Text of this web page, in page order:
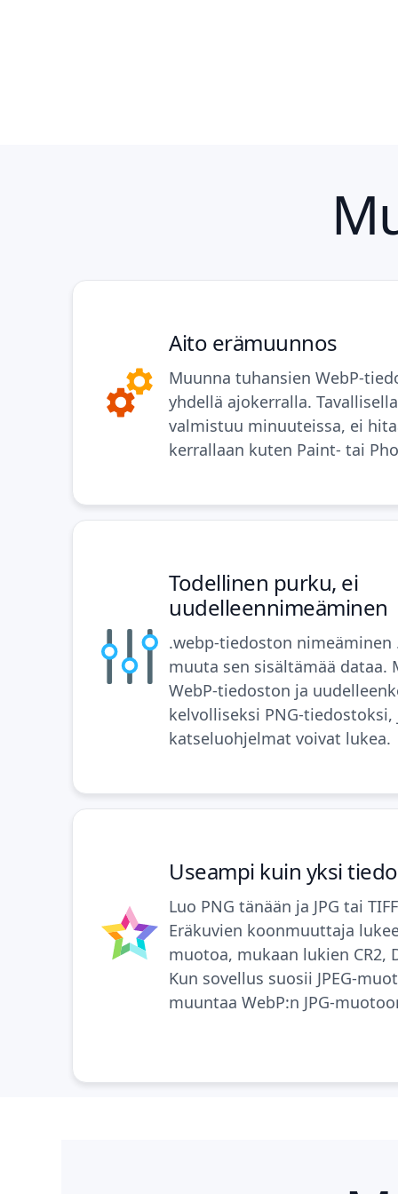
Aito erämuunnos
Muunna tuhansien WebP-
yhdellä ajokerralla.
valmistuu minuuteissa, ei
kerrallaan kuten Paint- tai
Todellinen purku, ei
uudelleennimeäminen
.webp-tiedoston
muuta sen sisältämää dataa.
WebP-tiedoston ja
kelvolliseksi PNG-
katseluohjelmat voivat lukea.
Useampi kuin yksi
Luo PNG tänään ja JPG tai
Eräkuvien koonmuuttaja
muotoa, mukaan lukien CR2,
Kun sovellus suosii JPEG-
muuntaa WebP:n JPG-